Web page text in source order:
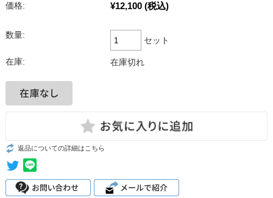
価格: ¥12,100 (税込)
数量:
セット
在庫: 在庫切れ
返品についての詳細はこちら